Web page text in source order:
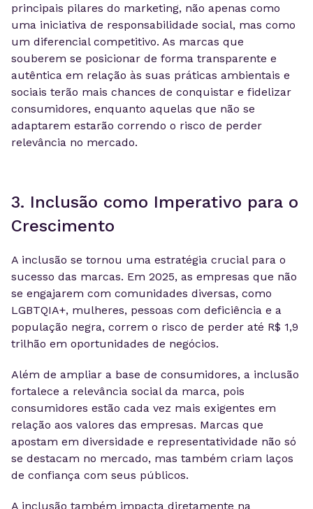
principais pilares do marketing, não apenas como
uma iniciativa de responsabilidade social, mas como
um diferencial competitivo. As marcas que
souberem se posicionar de forma transparente e
autêntica em relação às suas práticas ambientais e
sociais terão mais chances de conquistar e fidelizar
consumidores, enquanto aquelas que não se
adaptarem estarão correndo o risco de perder
relevância no mercado.
3. Inclusão como Imperativo para o
Crescimento
A inclusão se tornou uma estratégia crucial para o
sucesso das marcas. Em 2025, as empresas que não
se engajarem com comunidades diversas, como
LGBTQIA+, mulheres, pessoas com deficiência e a
população negra, correm o risco de perder até R$ 1,9
trilhão em oportunidades de negócios.
Além de ampliar a base de consumidores, a inclusão
fortalece a relevância social da marca, pois
consumidores estão cada vez mais exigentes em
relação aos valores das empresas. Marcas que
apostam em diversidade e representatividade não só
se destacam no mercado, mas também criam laços
de confiança com seus públicos.
A inclusão também impacta diretamente na